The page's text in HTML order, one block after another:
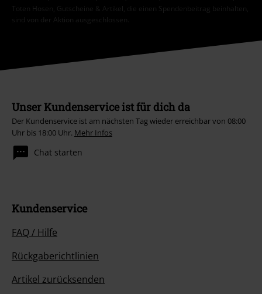
Toten Hosen, Gutscheine & Artikel, die einen Spendenbeitrag beinhalten,
sind von der Aktion ausgeschlossen.
Unser Kundenservice ist für dich da
Der Kundenservice ist am nächsten Tag wieder erreichbar von 08:00
Uhr bis 18:00 Uhr. Mehr Infos
Chat starten
Kundenservice
FAQ / Hilfe
Rückgaberichtlinien
Artikel zurücksenden